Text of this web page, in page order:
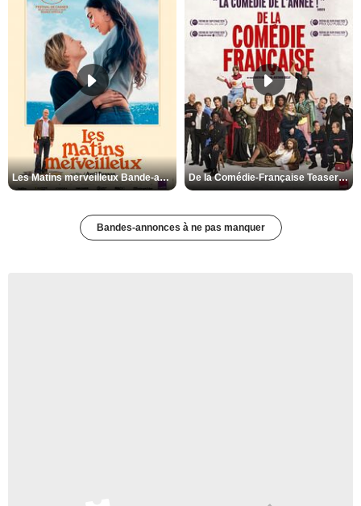
Les Matins merveilleux Bande-annonce VF De la Comédie-Française Teaser VF
Bandes-annonces à ne pas manquer